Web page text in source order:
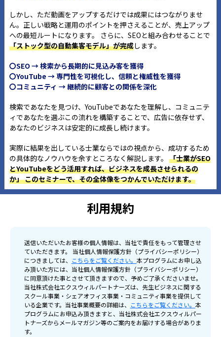
しかし、ただ動画をアップするだけでは成果にはつながりませ
ん。正しい戦略と運用のポイントを押さえることが、売上アップ
への最短ルートになります。 さらに、SEOと組み合わせることで
「ストック型の自動集客モデル」が完成します。
〇SEO → 検索から長期的に見込み客を獲得
〇YouTube → 専門性を可視化し、信頼と権威性を獲得
〇コミュニティ → 継続的に顧客との関係を深化
検索であなたを見つけ、YouTubeであなたを理解し、コミュニテ
ィであなたを選ぶこの流れを構築することで、広告に依存せず、
あなたのビジネスは安定的に成長し続けます。
実際に結果を出している士業ならではの視点から、成功するため
の具体的なノウハウを余すところなく解説します。 「士業がSEO
とYouTubeをどう活用すれば、ビジネスを成長させられるの
か」 このセミナーで、その全体像をつかんでいただけます。
利用規約
送信いただいたお客様の個人情報は、当社で責任をもって管理させ
ていただきます。 当社個人情報保護方針（プライバシーポリシー）
につきましては、
こちらをご覧ください。 本プログラムにお申し込
み頂いた方には、当社個人情報保護方針（プライバシーポリシー）
に同意頂けた事とさせて頂きますので、予めご了承くださいませ。
当社株式会社エクスウィルパートナーズは、先生ビジネスに関する
スクール事業・シェアオフィス事業・コミュニティ事業を提供して
いる企業です。当社事業概要の詳細は、
こちらをご覧ください。 本
プログラムにお申込み頂きますと、当社株式会社エクスウィルパー
トナーズからメールマガジン等のご案内をお届けする場合がありま
す。